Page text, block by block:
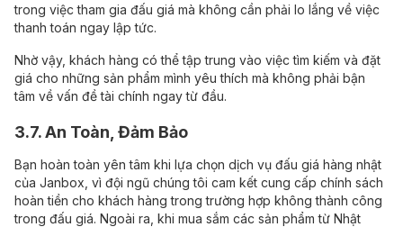
trong việc tham gia đấu giá mà không cần phải lo lắng về việc
thanh toán ngay lập tức.
Nhờ vậy, khách hàng có thể tập trung vào việc tìm kiếm và đặt
giá cho những sản phẩm mình yêu thích mà không phải bận
tâm về vấn đề tài chính ngay từ đầu.
3.7. An Toàn, Đảm Bảo
Bạn hoàn toàn yên tâm khi lựa chọn dịch vụ đấu giá hàng nhật
của Janbox, vì đội ngũ chúng tôi cam kết cung cấp chính sách
hoàn tiền cho khách hàng trong trường hợp không thành công
trong đấu giá. Ngoài ra, khi mua sắm các sản phẩm từ Nhật